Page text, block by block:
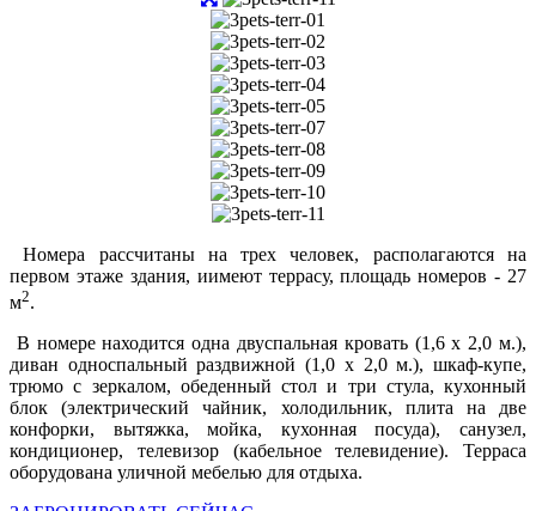
Номера рассчитаны на трех человек, располагаются на
первом этаже здания, иимеют террасу, площадь номеров - 27
м2.
В номере находится одна двуспальная кровать (1,6 х 2,0 м.),
диван односпальный раздвижной (1,0 х 2,0 м.), шкаф-купе,
трюмо с зеркалом, обеденный стол и три стула, кухонный
блок (электрический чайник, холодильник, плита на две
конфорки, вытяжка, мойка, кухонная посуда), санузел,
кондиционер, телевизор (кабельное телевидение). Терраса
оборудована уличной мебелью для отдыха.